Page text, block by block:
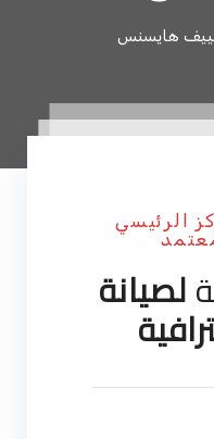
هايسنس
الرئيسي
لصيانة